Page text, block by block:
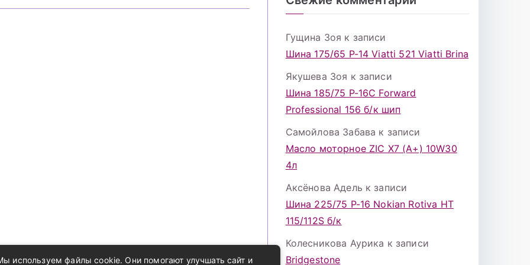
Гущина Зоя к записи
Шина 175/65 Р-14 Viatti 521 Viatti Brina
Якушева Зоя к записи
Шина 185/75 Р-16С Forward
Professional 156 б/к шип
Самойлова Забава к записи
Масло моторное ZIC X7 (A+) 10W30
4л
Аксёнова Адель к записи
Шина 225/75 Р-16 Nokian Rotiva HT
115/112S б/к
Колесникова Аурика к записи
Bridgestone
используем файлы cookie. Они помогают улучшать сайт и